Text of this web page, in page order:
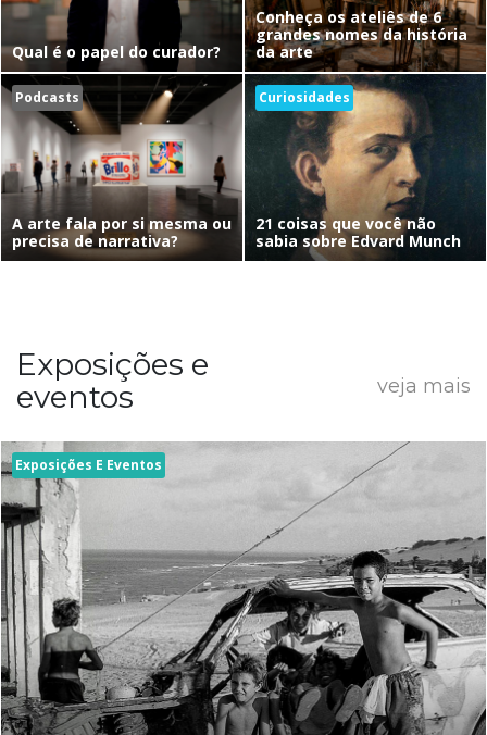
Qual é o papel do curador?
Conheça os ateliês de 6
grandes nomes da história
da arte
Podcasts
A arte fala por si mesma ou
precisa de narrativa?
Curiosidades
21 coisas que você não
sabia sobre Edvard Munch
Exposições e
eventos
veja mais
Exposições E Eventos